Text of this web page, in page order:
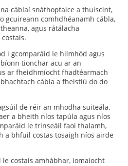
cáblaí snáthoptaice a thuiscint,
gcuireann comhdhéanamh cábla,
agus rátálacha
i gcomparáid le hilmhód agus
tionchar acu ar an
ar fheidhmíocht fhadtéarmach
cábla a fheistiú do do
de réir an mhodha suiteála.
a bheith níos tapúla agus níos
le trinseáil faoi thalamh,
a bhfuil costas tosaigh níos airde
costais amhábhar, iomaíocht